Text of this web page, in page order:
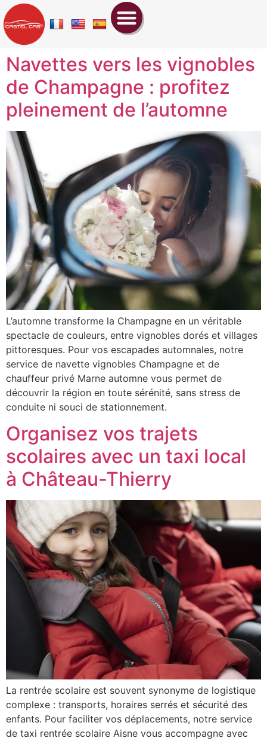
Navettes vers les vignobles
de Champagne : profitez
pleinement de l’automne
L’automne transforme la Champagne en un véritable
spectacle de couleurs, entre vignobles dorés et villages
pittoresques. Pour vos escapades automnales, notre
service de navette vignobles Champagne et de
chauffeur privé Marne automne vous permet de
découvrir la région en toute sérénité, sans stress de
conduite ni souci de stationnement.
Organisez vos trajets
scolaires avec un taxi local
à Château-Thierry
La rentrée scolaire est souvent synonyme de logistique
complexe : transports, horaires serrés et sécurité des
enfants. Pour faciliter vos déplacements, notre service
de taxi rentrée scolaire Aisne vous accompagne avec